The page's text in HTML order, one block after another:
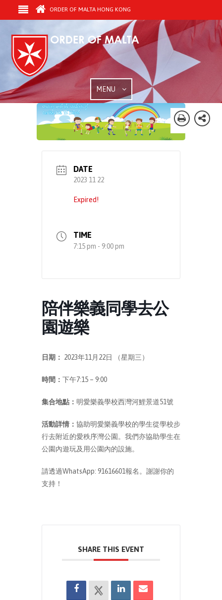
ORDER OF MALTA HONG KONG
MENU
DATE
2023 11 22
Expired!
TIME
7:15 pm - 9:00 pm
陪伴樂義同學去公
園遊樂
日期： 2023年11月22日 （星期三）
時間： 下午7:15 – 9:00
集合地點： 明愛樂義學校西灣河鯉景道51號
活動詳情： 協助明愛樂義學校的學生從學校步
行去附近的愛秩序灣公園。我們亦協助學生在
公園內遊玩及用公園內的設施。
請透過WhatsApp: 91616601報名。謝謝你的
支持！
SHARE THIS EVENT